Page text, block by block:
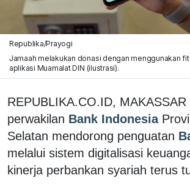
Republika/Prayogi
Jamaah melakukan donasi dengan menggunakan
aplikasi Muamalat DIN (ilustrasi).
REPUBLIKA.CO.ID,
perwakilan Bank Indonesia
Selatan mendorong penguatan
melalui sistem digitalisasi
kinerja perbankan syariah terus